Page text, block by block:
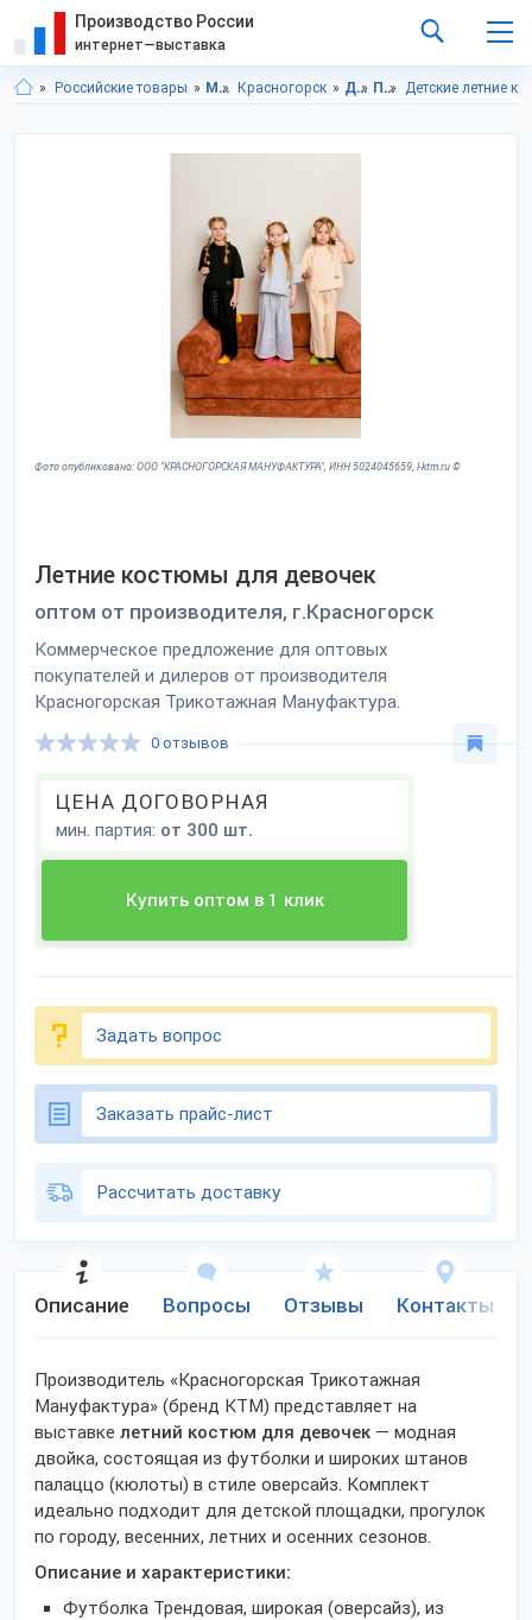
Производство России
интернет—выставка
Российские товары Московская область Красногорск Детская одежда Повседневная детская одежда Детские летние
Фото опубликовано: ООО "КРАСНОГОРСКАЯ МАНУФАКТУРА", ИНН 5024045659, l-ktm.ru ©
Летние костюмы для девочек
оптом от производителя, г.Красногорск
Коммерческое предложение для оптовых
покупателей и дилеров от производителя
Красногорская Трикотажная Мануфактура.
ЦЕНА ДОГОВОРНАЯ
мин. партия: от 300 шт.
Купить оптом в 1 клик
0 отзывов
Задать вопрос
Заказать прайс-лист
Рассчитать доставку
Описание Вопросы Отзывы Контакты
Производитель «Красногорская Трикотажная
Мануфактура» (бренд КТМ) представляет на
выставке летний костюм для девочек — модная
двойка, состоящая из футболки и широких штанов
палаццо (кюлоты) в стиле оверсайз. Комплект
идеально подходит для детской площадки, прогулок
по городу, весенних, летних и осенних сезонов.
Описание и характеристики:
Футболка Трендовая, широкая (оверсайз), из